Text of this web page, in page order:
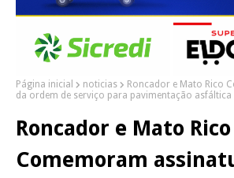
Página inicial noticias
Roncador e Mato Rico
da ordem de serviço para pavimentação
Roncador e Mato Rico
Comemoram